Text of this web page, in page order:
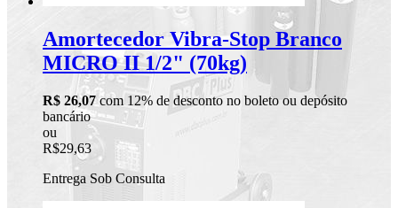
Amortecedor Vibra-Stop Branco
MICRO II 1/2" (70kg)
R$ 26,07com 12% de desconto no boleto ou depósito
bancário
ou
R$29,63
Entrega Sob Consulta